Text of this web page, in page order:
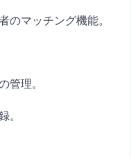
のマッチング機能。
管理。
。